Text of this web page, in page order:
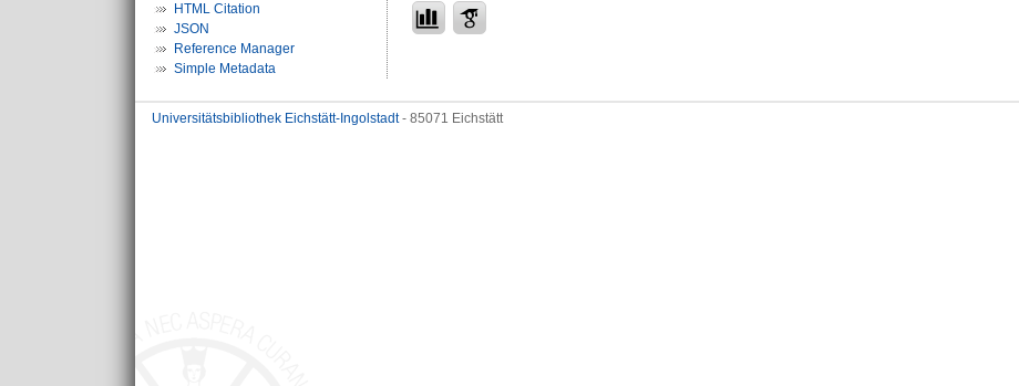
HTML Citation
JSON
Reference Manager
Simple Metadata
Universitätsbibliothek Eichstätt-Ingolstadt- 85071 Eichstätt